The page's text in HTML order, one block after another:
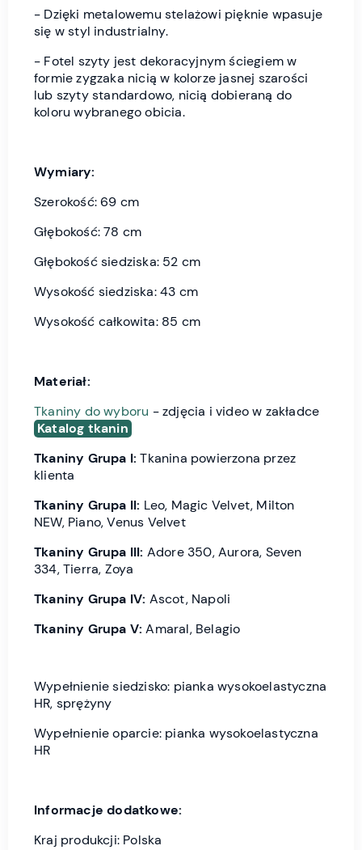
- Dzięki metalowemu stelażowi pięknie wpasuje
się w styl industrialny.
- Fotel szyty jest dekoracyjnym ściegiem w
formie zygzaka nicią w kolorze jasnej szarości
lub szyty standardowo, nicią dobieraną do
koloru wybranego obicia.
Wymiary:
Szerokość: 69 cm
Głębokość: 78 cm
Głębokość siedziska: 52 cm
Wysokość siedziska: 43 cm
Wysokość całkowita: 85 cm
Materiał:
Tkaniny do wyboru - zdjęcia i video w zakładce
Katalog tkanin
Tkaniny Grupa I: Tkanina powierzona przez
klienta
Tkaniny Grupa II: Leo, Magic Velvet, Milton
NEW, Piano, Venus Velvet
Tkaniny Grupa III: Adore 350, Aurora, Seven
334, Tierra, Zoya
Tkaniny Grupa IV: Ascot, Napoli
Tkaniny Grupa V: Amaral, Belagio
Wypełnienie siedzisko: pianka wysokoelastyczna
HR, sprężyny
Wypełnienie oparcie: pianka wysokoelastyczna
HR
Informacje dodatkowe:
Kraj produkcji: Polska